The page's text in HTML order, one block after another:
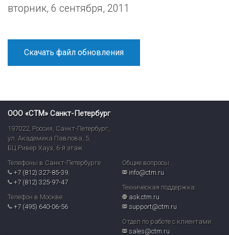
вторник, 6 сентября, 2011
Скачать файл обновления
ООО «СТМ» Санкт-Петербург
197022, Россия, Санкт-Петербург,
ул. Академика Павлова, 5,
БЦ Ривер Хауз, 6-й этаж
Телефоны в Санкт-Петербурге:
+7 (812) 327-85-39,
+7 (812) 325-97-47
Телефон в Москве:
+7 (495) 640-06-56
Общие вопросы:
info@ctm.ru
Техническая поддержка:
ask.ctm.ru
support@ctm.ru
Отдел по работе с клиентами:
sales@ctm.ru